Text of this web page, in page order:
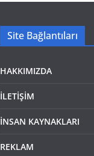
Site Bağlantıları
HAKKIMIZDA
İLETİŞİM
İNSAN KAYNAKLARI
REKLAM